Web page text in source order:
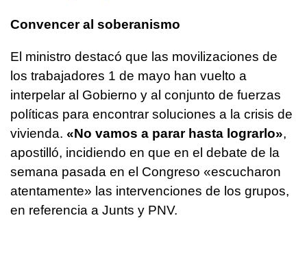
Convencer al soberanismo
El ministro destacó que las movilizaciones de
los trabajadores 1 de mayo han vuelto a
interpelar al Gobierno y al conjunto de fuerzas
políticas para encontrar soluciones a la crisis de
vivienda. «No vamos a parar hasta lograrlo»,
apostilló, incidiendo en que en el debate de la
semana pasada en el Congreso «escucharon
atentamente» las intervenciones de los grupos,
en referencia a Junts y PNV.